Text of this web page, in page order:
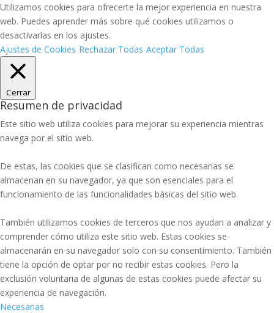
Utilizamos cookies para ofrecerte la mejor experiencia en nuestra
web. Puedes aprender más sobre qué cookies utilizamos o
desactivarlas en los ajustes.
Ajustes de Cookies Rechazar Todas Aceptar Todas
Cerrar
Resumen de privacidad
Este sitio web utiliza cookies para mejorar su experiencia mientras
navega por el sitio web.
De estas, las cookies que se clasifican como necesarias se
almacenan en su navegador, ya que son esenciales para el
funcionamiento de las funcionalidades básicas del sitio web.
También utilizamos cookies de terceros que nos ayudan a analizar y
comprender cómo utiliza este sitio web. Estas cookies se
almacenarán en su navegador solo con su consentimiento. También
tiene la opción de optar por no recibir estas cookies. Pero la
exclusión voluntaria de algunas de estas cookies puede afectar su
experiencia de navegación.
Necesarias